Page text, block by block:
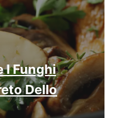
I Funghi
Dello